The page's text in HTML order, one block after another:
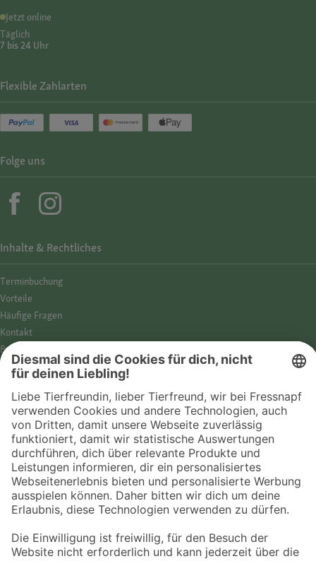
Jetzt online
Täglich
7 bis 24 Uhr
Inhalte & Rechtliches
Termin­buchung
Vorteile
Häufige Fragen
Kontakt
Barrierefreiheit
Impressum
Datenschutz­hinweise
Cookies
AGB
Entdecke Fressnapf
Tierversicherung
GPS-Tracker
Fressnapf Salon
Online-Shop
Flexible Zahlarten
Folge uns